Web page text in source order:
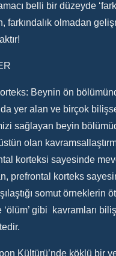
belli bir düzeyde
farkındalık olmadan
Beynin ön
yer alan ve birçok
sağlayan beyin
olan
korteksi sayesinde
prefrontal korteks
somut örneklerin
‘ölüm’ gibi kavramları
Kültürü’nde köklü bir